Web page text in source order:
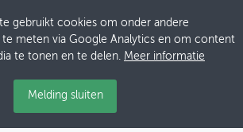
gebruikt cookies om onder andere
te meten via Google Analytics en om content
te tonen en te delen. Meer informatie
Melding sluiten